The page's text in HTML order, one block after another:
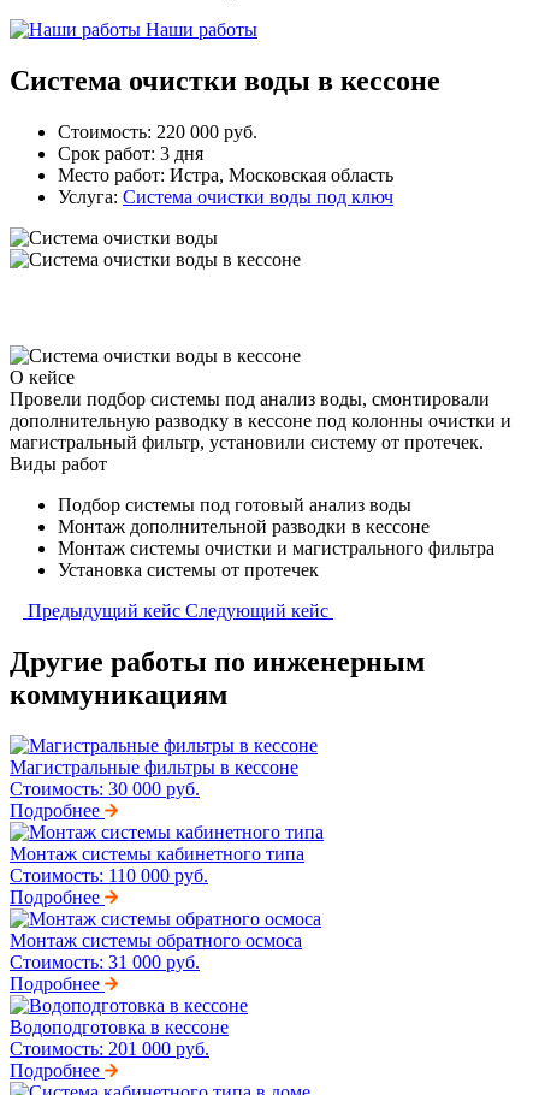
Наши работы
Система очистки воды в кессоне
Стоимость: 220 000 руб.
Срок работ: 3 дня
Место работ: Истра, Московская область
Услуга: Система очистки воды под ключ
О кейсе
Провели подбор системы под анализ воды, смонтировали
дополнительную разводку в кессоне под колонны очистки и
магистральный фильтр, установили систему от протечек.
Виды работ
Подбор системы под готовый анализ воды
Монтаж дополнительной разводки в кессоне
Монтаж системы очистки и магистрального фильтра
Установка системы от протечек
Предыдущий кейс Следующий кейс
Другие работы по инженерным
коммуникациям
Магистральные фильтры в кессоне
Стоимость: 30 000 руб.
Подробнее
Монтаж системы кабинетного типа
Стоимость: 110 000 руб.
Подробнее
Монтаж системы обратного осмоса
Стоимость: 31 000 руб.
Подробнее
Водоподготовка в кессоне
Стоимость: 201 000 руб.
Подробнее